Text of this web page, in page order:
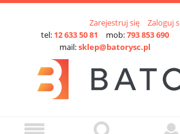
Zarejestruj się
Zaloguj
tel: 12 633 50 81 mob:793 853 690
mail:sklep@batorysc.pl